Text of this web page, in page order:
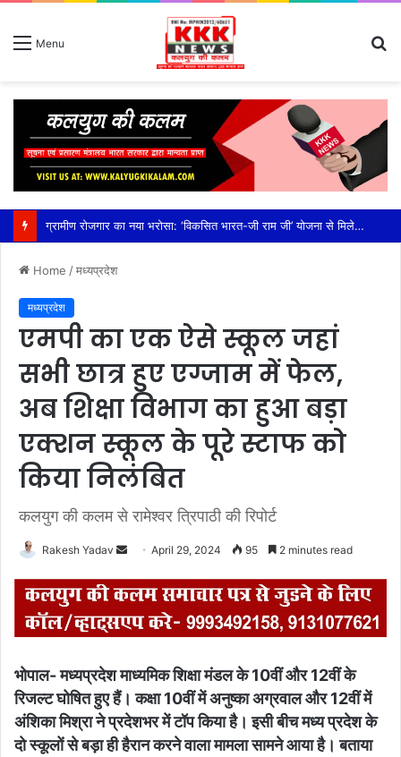
Menu
ग्रामीण रोजगार का नया भरोसा: ‘विकसित भारत-जी राम जी’ योजना से मिलेगा 125 दिन रोजगार, पारदर्शिता और अधिकारों की गारंटी,जिला पंचायत सीईओ हरसिमरनप्रीत कौर ने जनपद अधिकारियों को दिए प्रभावी क्रियान्वयन के मंत्र, कहा— जागरूक पंचायत ही बनेगी विकसित भारत की मजबूत नींव
Home /मध्यप्रदेश
मध्यप्रदेश
एमपी का एक ऐसे स्कूल जहां
सभी छात्र हुए एग्जाम में फेल,
अब शिक्षा विभाग का हुआ बड़ा
एक्शन स्कूल के पूरे स्टाफ को
किया निलंबित
कलयुग की कलम से रामेश्वर त्रिपाठी की रिपोर्ट
Rakesh Yadav
n
d
a
e
m
a
i
April 29, 2024 95 2 minutes read
भोपाल- मध्यप्रदेशमाध्यमिक शिक्षा मंडल के 10वीं और 12वीं के
रिजल्ट घोषित हुए हैं। कक्षा 10वीं में अनुष्का अग्रवाल और 12वीं में
अंशिका मिश्रा ने प्रदेशभर में टॉप किया है। इसी बीच मध्य प्रदेश के
दो स्कूलों से बड़ा ही हैरान करने वाला मामला सामने आया है। बताया